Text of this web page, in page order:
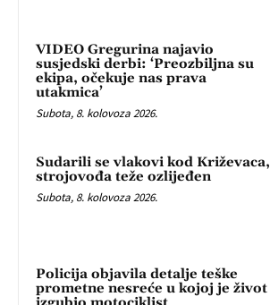
VIDEO Gregurina najavio
susjedski derbi: ‘Preozbiljna su
ekipa, očekuje nas prava
utakmica’
Subota, 8. kolovoza 2026.
Sudarili se vlakovi kod Križevaca,
strojovođa teže ozlijeđen
Subota, 8. kolovoza 2026.
Policija objavila detalje teške
prometne nesreće u kojoj je život